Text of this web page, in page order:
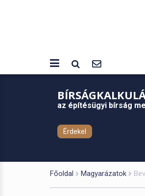
az építésügyi bírság
Érdekel
Főoldal Magyarázatok